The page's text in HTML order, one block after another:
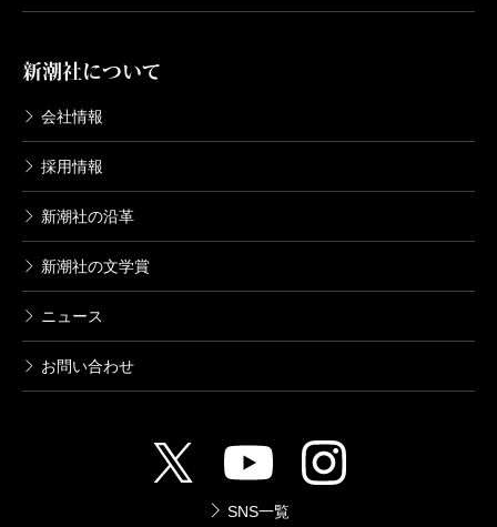
新潮社について
会社情報
採用情報
新潮社の沿革
新潮社の文学賞
ニュース
お問い合わせ
SNS一覧